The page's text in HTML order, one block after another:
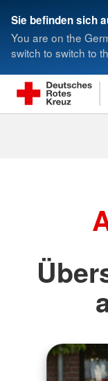
Sie befinden sich
You are on the
switch to switch to